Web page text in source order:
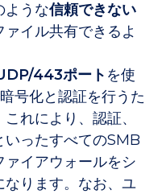
ような信頼できない
イル共有できるよ
443ポート を使
号化と認証を行うた
れにより、認証、
いったすべてのSMB
イアウォールをシ
ります。なお、ユ